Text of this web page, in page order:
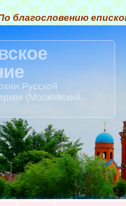
благословению
Русской
(Московский